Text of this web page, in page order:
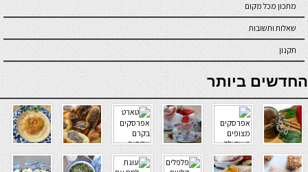
מתכון מכל מקום
שאלות ותשובות
תקנון
online casino
החדשים ביותר